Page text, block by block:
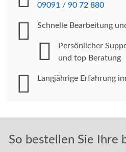
09091 / 90 72 880
Schnelle Bearbeitung
Persönlicher
und top Beratung
Langjährige Erfahrung
So bestellen Sie Ihre